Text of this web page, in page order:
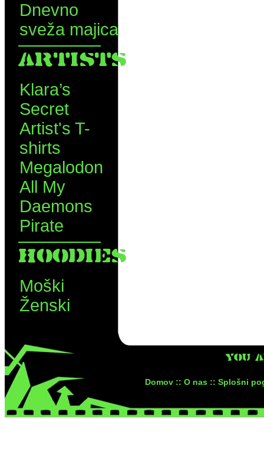
Dnevno
sveža majica
ARTISTS
Klara’s
Secret
Artist's T-
shirts
Megalodon
All My
Daemons
Pirate
HOODIES
Moški
Ženski
YOU
Domov :: O nas :: Splošni